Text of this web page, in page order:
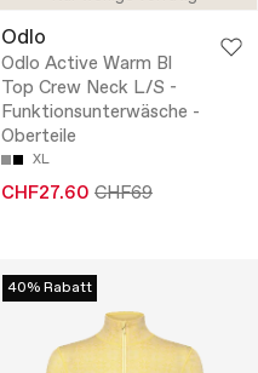
Odlo
Odlo Active Warm Bl
Top Crew Neck L/S -
Funktionsunterwäsche -
Oberteile
XL
CHF27.60 CHF69
40% Rabatt